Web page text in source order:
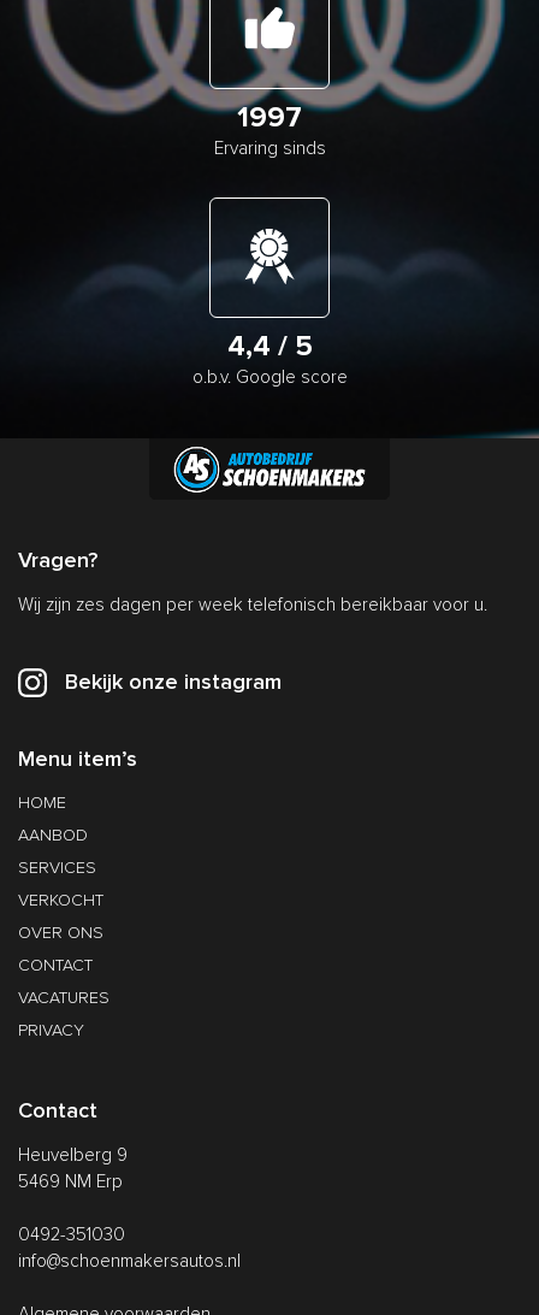
1997
Ervaring sinds
4,4 / 5
o.b.v. Google score
Vragen?
Wij zijn zes dagen per week telefonisch bereikbaar voor u.
Bekijk onze instagram
Menu item’s
HOME
AANBOD
SERVICES
VERKOCHT
OVER ONS
CONTACT
VACATURES
PRIVACY
Contact
Heuvelberg 9
5469 NM Erp
0492-351030
info@schoenmakersautos.nl